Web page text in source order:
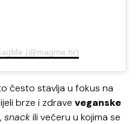
(@magme.hr)
često stavlja u fokus na
brze i zdraveveganske
snackili večeru u kojima se